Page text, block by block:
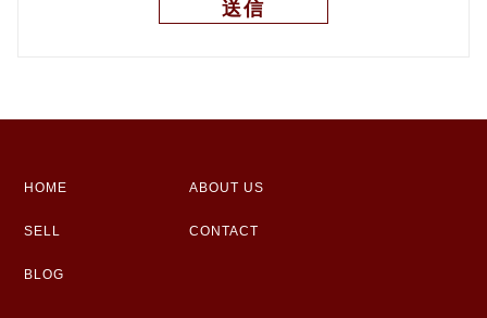
HOME ABOUT US
SELL CONTACT
BLOG